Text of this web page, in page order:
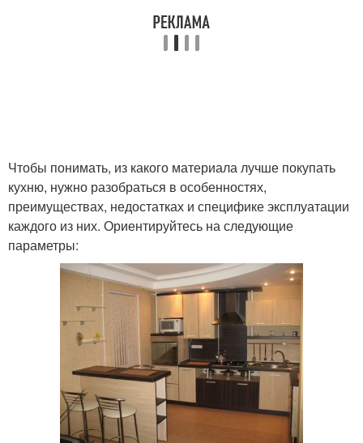
Чтобы понимать, из какого материала лучше покупать
кухню, нужно разобраться в особенностях,
преимуществах, недостатках и специфике эксплуатации
каждого из них. Ориентируйтесь на следующие
параметры: